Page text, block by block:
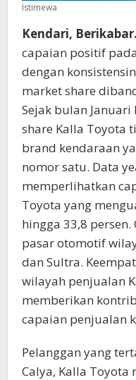
Istimewa
Kendari,
capaian positif
dengan
market share
Sejak bulan
share Kalla Toyota
brand kendaraan
nomor satu. Data
memperlihatkan
Toyota yang
hingga 33,8
pasar otomotif
dan Sultra.
wilayah penjualan
memberikan
capaian penjualan
Pelanggan yang
Calya, Kalla